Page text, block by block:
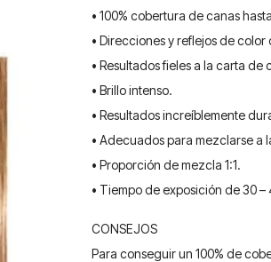
• 100% cobertura de canas
• Direcciones y reflejos de
• Resultados fieles a la carta de
• Brillo intenso.
• Resultados increíblemente
• Adecuados para mezclarse a
• Proporción de mezcla 1:1.
• Tiempo de exposición de 30 –
CONSEJOS
Para conseguir un 100% de